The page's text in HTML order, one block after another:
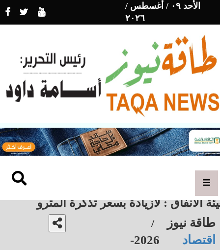
الأحد ٠٩ / أغسطس /
٢٠٢٦
الأنفاق : لازيادة بسعر تذكرة المترو
طاقة نيوز /
اقتصاد
2026-